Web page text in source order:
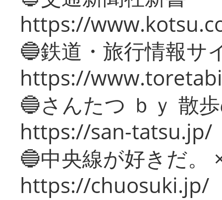
https://
🔵鉄道・旅行情報サ
https://
🔵さんたつ ｂｙ 散
https://san-tatsu.jp/
🔵中央線が好きだ。
https://chuosuki.jp/